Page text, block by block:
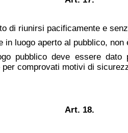
di riunirsi pacificamente e
in luogo aperto al pubblico,
pubblico deve essere dato
comprovati motivi di
Art. 18.